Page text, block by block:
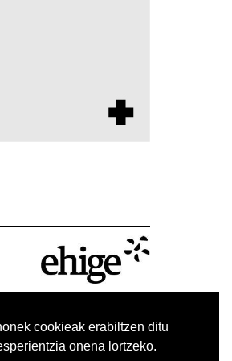
cookieak erabiltzen ditu
onena lortzeko.